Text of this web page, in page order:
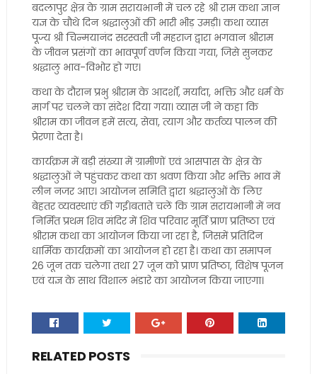
बदलापुर क्षेत्र के ग्राम सरायभानी में चल रहे श्री राम कथा ज्ञान
यज्ञ के चौथे दिन श्रद्धालुओं की भारी भीड़ उमड़ी। कथा व्यास
पूज्य श्री चिन्मयानंद सरस्वती जी महराज द्वारा भगवान श्रीराम
के जीवन प्रसंगों का भावपूर्ण वर्णन किया गया, जिसे सुनकर
श्रद्धालु भाव-विभोर हो गए।
कथा के दौरान प्रभु श्रीराम के आदर्शों, मर्यादा, भक्ति और धर्म के
मार्ग पर चलने का संदेश दिया गया। व्यास जी ने कहा कि
श्रीराम का जीवन हमें सत्य, सेवा, त्याग और कर्तव्य पालन की
प्रेरणा देता है।
कार्यक्रम में बड़ी संख्या में ग्रामीणों एवं आसपास के क्षेत्र के
श्रद्धालुओं ने पहुंचकर कथा का श्रवण किया और भक्ति भाव में
लीन नजर आए। आयोजन समिति द्वारा श्रद्धालुओं के लिए
बेहतर व्यवस्थाएं की गईं।बताते चलें कि ग्राम सरायभानी में नव
निर्मित प्रथम शिव मंदिर में शिव परिवार मूर्ति प्राण प्रतिष्ठा एवं
श्रीराम कथा का आयोजन किया जा रहा है, जिसमें प्रतिदिन
धार्मिक कार्यक्रमों का आयोजन हो रहा है। कथा का समापन
26 जून तक चलेगा तथा 27 जून को प्राण प्रतिष्ठा, विशेष पूजन
एवं यज्ञ के साथ विशाल भंडारे का आयोजन किया जाएगा।
RELATED POSTS